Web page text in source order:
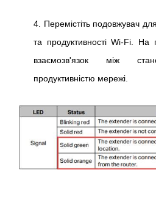
4. Перемістіть подовжувач
та продуктивності Wi-Fi. На
взаємозв'язок між
продуктивністю мережі.